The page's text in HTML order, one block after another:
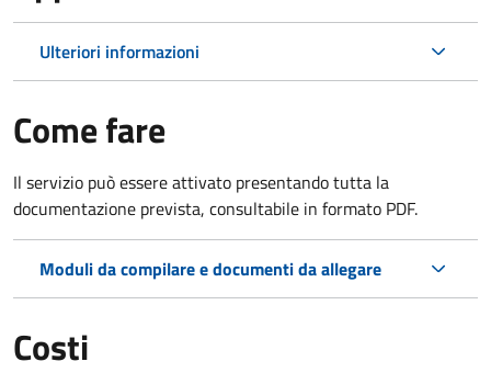
Ulteriori informazioni
Come fare
Il servizio può essere attivato presentando tutta la
documentazione prevista, consultabile in formato PDF.
Moduli da compilare e documenti da allegare
Costi